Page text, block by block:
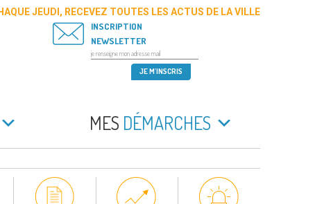
JEUDI, RECEVEZ TOUTES LES ACTUS DE LA VILLE
INSCRIPTION
NEWSLETTER
MES DÉMARCHES